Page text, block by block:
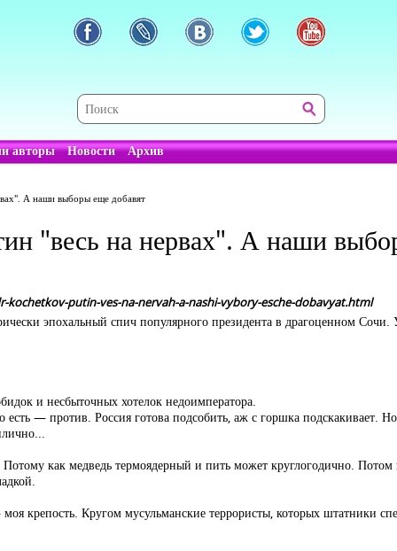
авторы Новости Архив
А наши выборы еще добавят
"весь на нервах". А наши
putin-ves-na-nervah-a-nashi-vybory-esche-dobavyat.html
эпохальный спич популярного президента в драгоценном
и несбыточных хотелок недоимператора.
— против. Россия готова подсобить, аж с горшка подскакивает.
как медведь термоядерный и пить может круглогодично.
крепость. Кругом мусульманские террористы, которых штатники